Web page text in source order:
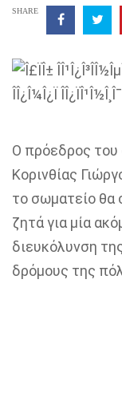
SHARE
Ο πρόεδρος
Κορινθίας
το σωματείο θα
ζητά για μία
διευκόλυνση
δρόμους της